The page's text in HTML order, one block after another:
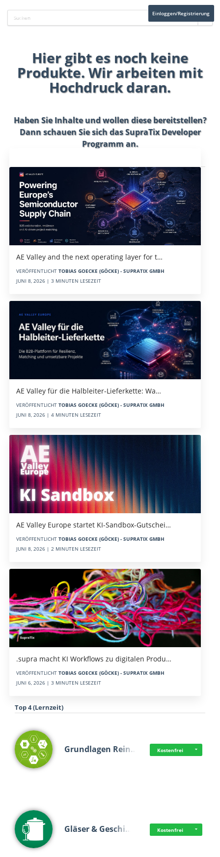
Einloggen/Registrierung
Hier gibt es noch keine
Produkte. Wir arbeiten mit
Hochdruck daran.
Haben Sie Inhalte und wollen diese bereitstellen?
Dann schauen Sie sich dasSupraTix Developer
Programman.
AE Valley and the next operating layer for t…
VERÖFFENTLICHT TOBIAS GOECKE (GÖCKE) - SUPRATIX GMBH
JUNI 8, 2026 | 3 MINUTEN LESEZEIT
AE Valley für die Halbleiter-Lieferkette: Wa…
VERÖFFENTLICHT TOBIAS GOECKE (GÖCKE) - SUPRATIX GMBH
JUNI 8, 2026 | 4 MINUTEN LESEZEIT
AE Valley Europe startet KI-Sandbox-Gutschei…
VERÖFFENTLICHT TOBIAS GOECKE (GÖCKE) - SUPRATIX GMBH
JUNI 8, 2026 | 2 MINUTEN LESEZEIT
.supra macht KI Workflows zu digitalen Produ…
VERÖFFENTLICHT TOBIAS GOECKE (GÖCKE) - SUPRATIX GMBH
JUNI 6, 2026 | 3 MINUTEN LESEZEIT
Top 4 (Lernzeit)
Grundlagen Rein… Kostenfrei
Gläser & Geschi… Kostenfrei